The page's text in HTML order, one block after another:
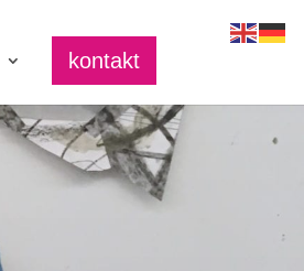
kontakt